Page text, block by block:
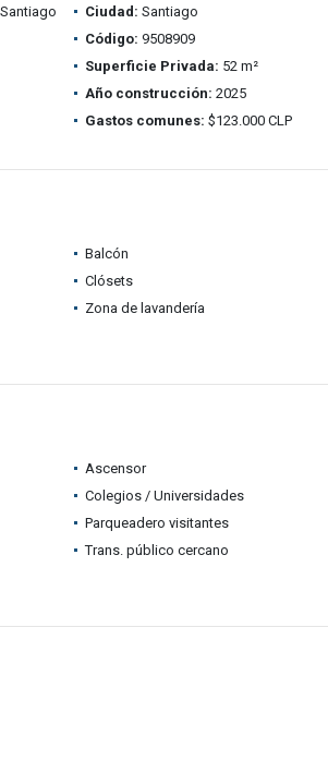
Ciudad: Santiago
Código: 9508909
Superficie Privada: 52 m²
Año construcción: 2025
Gastos comunes: $123.000 CLP
Balcón
Clósets
Zona de lavandería
Ascensor
Colegios / Universidades
Parqueadero visitantes
Trans. público cercano